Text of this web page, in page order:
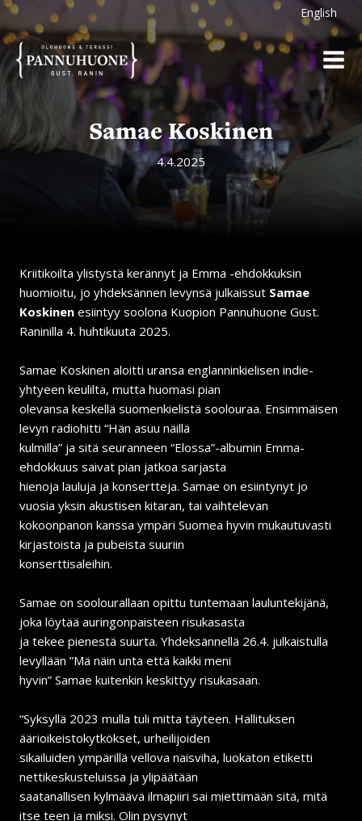
Siirry
sisältöön
English
Samae Koskinen
4.4.2025
Kriitikoilta ylistystä kerännyt ja Emma -ehdokkuksin
huomioitu, jo yhdeksännen levynsä julkaissut Samae
Koskinen esiintyy soolona Kuopion Pannuhuone Gust.
Raninilla 4. huhtikuuta 2025.
Samae Koskinen aloitti uransa englanninkielisen indie-
yhtyeen keulilta, mutta huomasi pian
olevansa keskellä suomenkielistä soolouraa. Ensimmäisen
levyn radiohitti “Hän asuu näillä
kulmilla” ja sitä seuranneen “Elossa”-albumin Emma-
ehdokkuus saivat pian jatkoa sarjasta
hienoja lauluja ja konsertteja. Samae on esiintynyt jo
vuosia yksin akustisen kitaran, tai vaihtelevan
kokoonpanon kanssa ympäri Suomea hyvin mukautuvasti
kirjastoista ja pubeista suuriin
konserttisaleihin.
Samae on soolourallaan opittu tuntemaan lauluntekijänä,
joka löytää auringonpaisteen risukasasta
ja tekee pienestä suurta. Yhdeksännellä 26.4. julkaistulla
levyllään ”Mä näin unta että kaikki meni
hyvin” Samae kuitenkin keskittyy risukasaan.
“Syksyllä 2023 mulla tuli mitta täyteen. Hallituksen
äärioikeistokytkökset, urheilijoiden
sikailuiden ympärillä vellova naisviha, luokaton etiketti
nettikeskusteluissa ja ylipäätään
saatanallisen kylmäävä ilmapiiri sai miettimään sitä, mitä
itse teen ja miksi. Olin pysynyt